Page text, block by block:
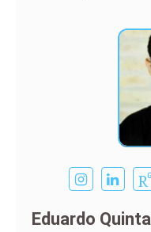
Eduardo